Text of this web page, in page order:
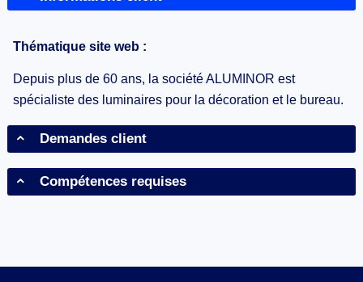
Thématique site web :
Depuis plus de 60 ans, la société ALUMINOR est
spécialiste des luminaires pour la décoration et le bureau.
Demandes client
Compétences requises